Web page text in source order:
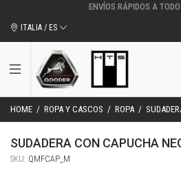
ITALIA / ES
HOME / ROPA Y CASCOS / ROPA /
SUDADERA CON CAPUCHA
SKU: QMFCAP_M